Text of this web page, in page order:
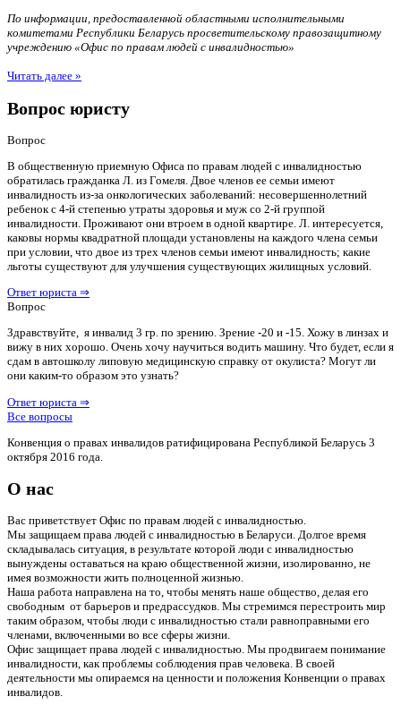
По информации, предоставленной областными исполнительными
комитетами Республики Беларусь просветительскому правозащитному
учреждению «Офис по правам людей с инвалидностью»
Читать далее »
Вопрос юристу
Вопрос
В общественную приемную Офиса по правам людей с инвалидностью
обратилась гражданка Л. из Гомеля. Двое членов ее семьи имеют
инвалидность из-за онкологических заболеваний: несовершеннолетний
ребенок с 4-й степенью утраты здоровья и муж со 2-й группой
инвалидности. Проживают они втроем в одной квартире. Л. интересуется,
каковы нормы квадратной площади установлены на каждого члена семьи
при условии, что двое из трех членов семьи имеют инвалидность; какие
льготы существуют для улучшения существующих жилищных условий.
Ответ юриста ⇒
Вопрос
Здравствуйте, я инвалид 3 гр. по зрению. Зрение -20 и -15. Хожу в линзах и
вижу в них хорошо. Очень хочу научиться водить машину. Что будет, если я
сдам в автошколу липовую медицинскую справку от окулиста? Могут ли
они каким-то образом это узнать?
Ответ юриста ⇒
Все вопросы
Конвенция о правах инвалидов ратифицирована Республикой Беларусь 3
октября 2016 года.
О нас
Вас приветствует Офис по правам людей с инвалидностью.
Мы защищаем права людей с инвалидностью в Беларуси. Долгое время
складывалась ситуация, в результате которой люди с инвалидностью
вынуждены оставаться на краю общественной жизни, изолированно, не
имея возможности жить полноценной жизнью.
Наша работа направлена на то, чтобы менять наше общество, делая его
свободным от барьеров и предрассудков. Мы стремимся перестроить мир
таким образом, чтобы люди с инвалидностью стали равноправными его
членами, включенными во все сферы жизни.
Офис защищает права людей с инвалидностью. Мы продвигаем понимание
инвалидности, как проблемы соблюдения прав человека. В своей
деятельности мы опираемся на ценности и положения Конвенции о правах
инвалидов.